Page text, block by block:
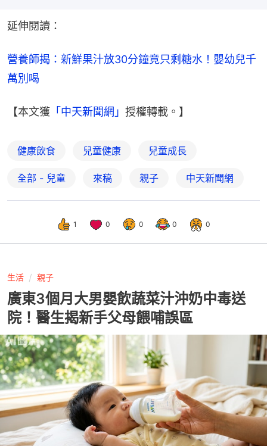
延伸閱讀：
營養師揭：新鮮果汁放30分鐘竟只剩糖水！嬰幼兒千
萬別喝
【本文獲 「中天新聞網」 授權轉載。】
健康飲食 兒童健康 兒童成長
全部 - 兒童 來稿 親子 中天新聞網
1 0 0 0 0
生活 親子
廣東3個月大男嬰飲蔬菜汁沖奶中毒送
院！醫生揭新手父母餵哺誤區